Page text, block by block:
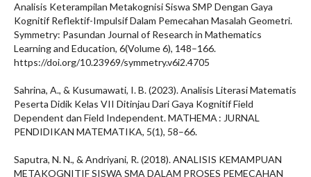
Analisis Keterampilan Metakognisi Siswa SMP Dengan Gaya
Kognitif Reflektif-Impulsif Dalam Pemecahan Masalah Geometri.
Symmetry: Pasundan Journal of Research in Mathematics
Learning and Education, 6(Volume 6), 148–166.
https://doi.org/10.23969/symmetry.v6i2.4705
Sahrina, A., & Kusumawati, I. B. (2023). Analisis Literasi Matematis
Peserta Didik Kelas VII Ditinjau Dari Gaya Kognitif Field
Dependent dan Field Independent. MATHEMA : JURNAL
PENDIDIKAN MATEMATIKA, 5(1), 58–66.
Saputra, N. N., & Andriyani, R. (2018). ANALISIS KEMAMPUAN
METAKOGNITIF SISWA SMA DALAM PROSES PEMECAHAN